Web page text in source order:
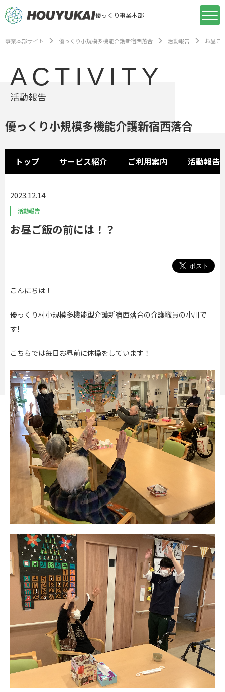
優っくり事業本部
事業本部サイト 優っくり小規模多機能介護新宿西落合 活動報告 お昼ご
ACTIVITY
活動報告
優っくり小規模多機能介護新宿西落合
トップ サービス紹介 ご利用案内 活動報告
2023.12.14
活動報告
お昼ご飯の前には！？
こんにちは！
優っくり村小規模多機能型介護新宿西落合の介護職員の小川で
す!
こちらでは毎日お昼前に体操をしています！